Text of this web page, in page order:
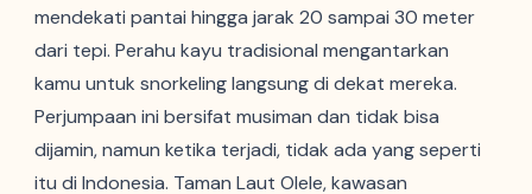
mendekati pantai hingga jarak 20 sampai 30 meter
dari tepi. Perahu kayu tradisional mengantarkan
kamu untuk snorkeling langsung di dekat mereka.
Perjumpaan ini bersifat musiman dan tidak bisa
dijamin, namun ketika terjadi, tidak ada yang seperti
itu di Indonesia. Taman Laut Olele, kawasan